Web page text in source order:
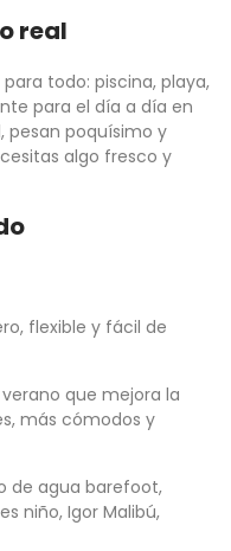
real
todo: piscina, playa,
para el día a día en
pesan poquísimo y
algo fresco y
flexible y fácil de
que mejora la
más cómodos y
de agua barefoot,
niño, Igor Malibú,